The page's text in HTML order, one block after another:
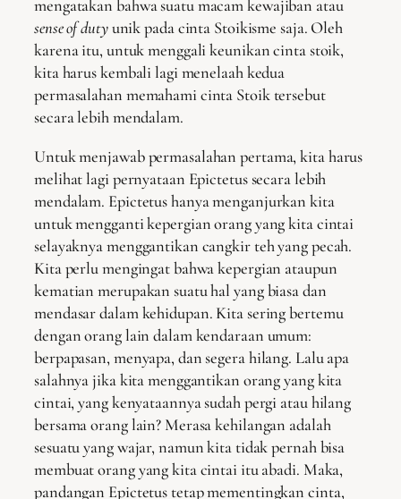
mengatakan bahwa suatu macam kewajiban atau
sense of dutyunik pada cinta Stoikisme saja. Oleh
karena itu, untuk menggali keunikan cinta stoik,
kita harus kembali lagi menelaah kedua
permasalahan memahami cinta Stoik tersebut
secara lebih mendalam.
Untuk menjawab permasalahan pertama, kita harus
melihat lagi pernyataan Epictetus secara lebih
mendalam. Epictetus hanya menganjurkan kita
untuk mengganti kepergian orang yang kita cintai
selayaknya menggantikan cangkir teh yang pecah.
Kita perlu mengingat bahwa kepergian ataupun
kematian merupakan suatu hal yang biasa dan
mendasar dalam kehidupan. Kita sering bertemu
dengan orang lain dalam kendaraan umum:
berpapasan, menyapa, dan segera hilang. Lalu apa
salahnya jika kita menggantikan orang yang kita
cintai, yang kenyataannya sudah pergi atau hilang
bersama orang lain? Merasa kehilangan adalah
sesuatu yang wajar, namun kita tidak pernah bisa
membuat orang yang kita cintai itu abadi. Maka,
pandangan Epictetus tetap mementingkan cinta,